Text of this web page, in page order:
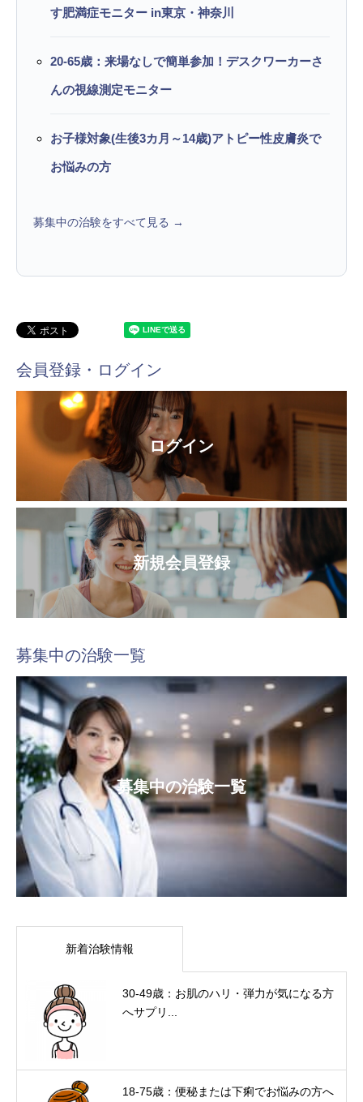
す肥満症モニター in東京・神奈川
20-65歳：来場なしで簡単参加！デスクワーカーさ
んの視線測定モニター
お子様対象(生後3カ月～14歳)アトピー性皮膚炎で
お悩みの方
募集中の治験をすべて見る →
会員登録・ログイン
ログイン
新規会員登録
募集中の治験一覧
募集中の治験一覧
新着治験情報
30-49歳：お肌のハリ・弾力が気になる方
へサプリ...
18-75歳：便秘または下痢でお悩みの方へ